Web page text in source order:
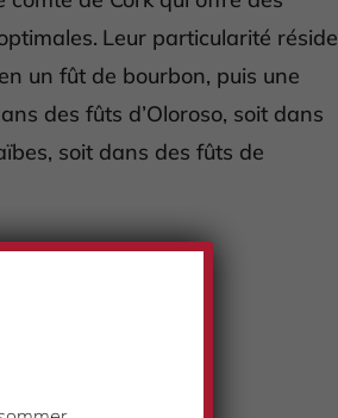
Leur particularité réside
un fût de bourbon, puis une
des fûts d’Oloroso, soit dans
soit dans des fûts de